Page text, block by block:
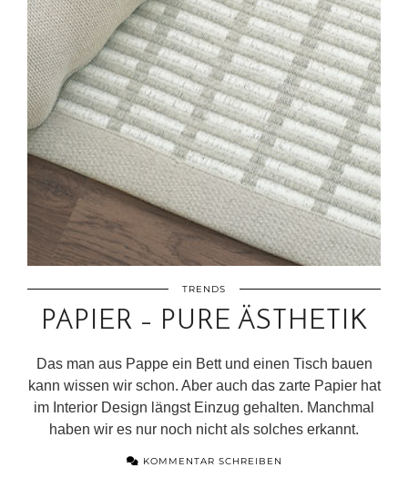
TRENDS
PAPIER – PURE ÄSTHETIK
Das man aus Pappe ein Bett und einen Tisch bauen
kann wissen wir schon. Aber auch das zarte Papier hat
im Interior Design längst Einzug gehalten. Manchmal
haben wir es nur noch nicht als solches erkannt.
KOMMENTAR SCHREIBEN